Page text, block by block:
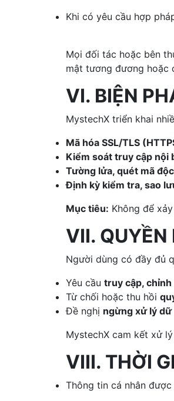
Khi có yêu cầu hợp
Mọi đối tác hoặc bên
mật tương đương hoặc
VI. BIỆN
MystechX triển khai
Mã hóa SSL/TLS
Kiểm soát truy cập nội
Tường lửa, quét mã
Định kỳ kiểm tra, sao
Mục tiêu: Không để
VII. QUYỀN
Người dùng có đầy đủ
Yêu cầu truy cập, chỉnh
Từ chối hoặc thu hồi
Đề nghị ngừng xử lý dữ
MystechX cam kết xử
VIII. THỜI
Thông tin cá nhân